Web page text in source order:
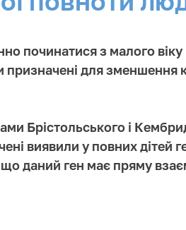
починатися з малого
для зменшення
Брістольського і
виявили у повних дітей
даний ген має пряму